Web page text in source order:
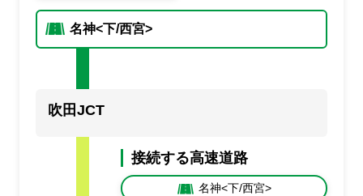
入口あり
入 出口あり 出
入口封鎖
満車
閉鎖
未提供・不明
名神<下/西宮>
吹田JCT
接続する高速道路
名神<下/西宮>